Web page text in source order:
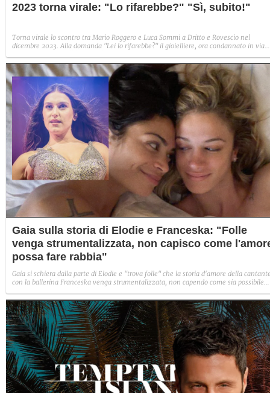
2023 torna virale: "Lo rifarebbe?" "Sì, subito!"
Torna virale lo scontro tra Mario Roggero e Luca Sommi a Dritto e Rovescio nel
dicembre 2023. Alla domanda "Lei lo rifarebbe?" il gioielliere, ora condannato in via
Gaia sulla storia di Elodie e Franceska: "Folle
venga strumentalizzata, non capisco come
possa fare rabbia"
Gaia si schiera dalla parte di Elodie e "trova folle" che la storia d'amore della
con la ballerina Franceska venga strumentalizzata, non capendo come sia possibile